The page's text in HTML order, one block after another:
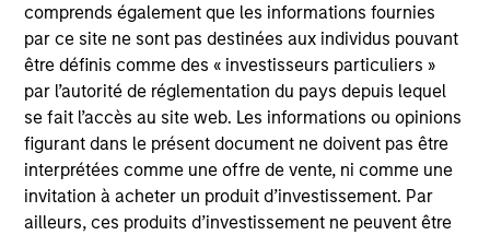
comprends également que les informations fournies
par ce site ne sont pas destinées aux individus pouvant
être définis comme des « investisseurs particuliers »
par l’autorité de réglementation du pays depuis lequel
se fait l’accès au site web. Les informations ou opinions
figurant dans le présent document ne doivent pas être
interprétées comme une offre de vente, ni comme une
invitation à acheter un produit d’investissement. Par
ailleurs, ces produits d’investissement ne peuvent être
management landscape through a
combination of expertise, resources and
strategies.